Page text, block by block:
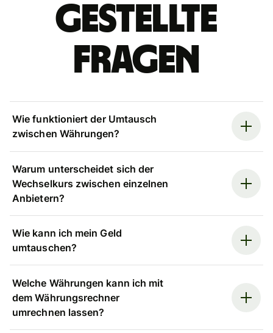
gestellte
Fragen
Wie funktioniert der Umtausch
zwischen Währungen?
Warum unterscheidet sich der
Wechselkurs zwischen einzelnen
Anbietern?
Wie kann ich mein Geld
umtauschen?
Welche Währungen kann ich mit
dem Währungsrechner
umrechnen lassen?